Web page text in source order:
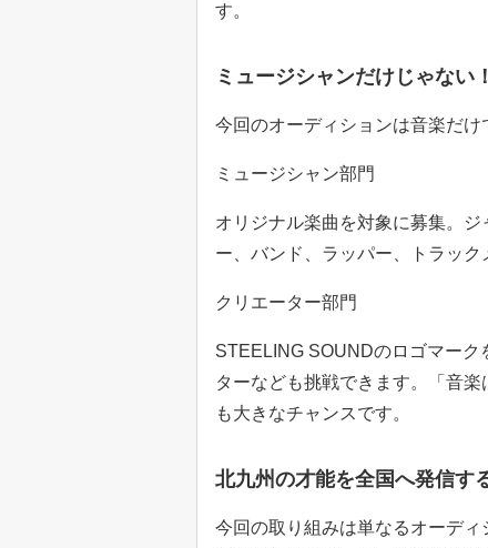
す。
ミュージシャンだけじゃない
今回のオーディションは音楽だけ
ミュージシャン部門
オリジナル楽曲を対象に募集。
ー、バンド、ラッパー、トラック
クリエーター部門
STEELING SOUNDのロゴマー
ターなども挑戦できます。「音
も大きなチャンスです。
北九州の才能を全国へ発信す
今回の取り組みは単なるオーデ